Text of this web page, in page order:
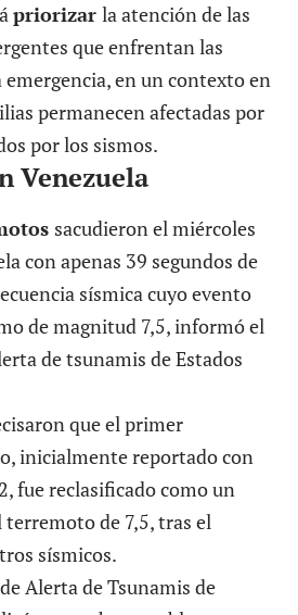
priorizar la atención de las
que enfrentan las
emergencia, en un contexto en
permanecen afectadas por
por los sismos.
Venezuela
sacudieron el miércoles
con apenas 39 segundos de
sísmica cuyo evento
de magnitud 7,5, informó el
de tsunamis de Estados
que el primer
inicialmente reportado con
fue reclasificado como un
de 7,5, tras el
sísmicos.
Alerta de Tsunamis de